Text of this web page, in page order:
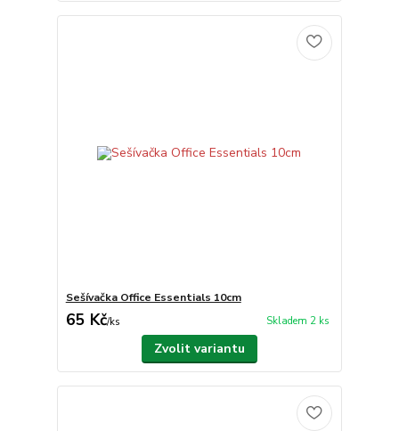
Sešívačka Office Essentials 10cm
65 Kč/ks Skladem 2 ks
Zvolit variantu